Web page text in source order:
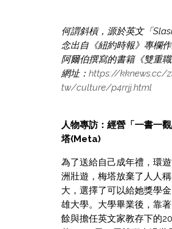
何謂斜槓，源於英文「
念出自《紐約時報》專欄作
阿爾伯撰寫的書籍《雙重
網址： https://kknews.cc/
tw/culture/p4rrjj.html
人物專訪：經營「一書一
塔(Meta)
為了送給自己成年禮，環
洲壯遊，梅塔放棄了人人
大，選擇了可以給她獎學
雄大學。大學畢業後，靠
餘與擔任英文家教存下的